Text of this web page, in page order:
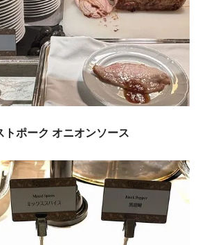
トポーク オニオンソース